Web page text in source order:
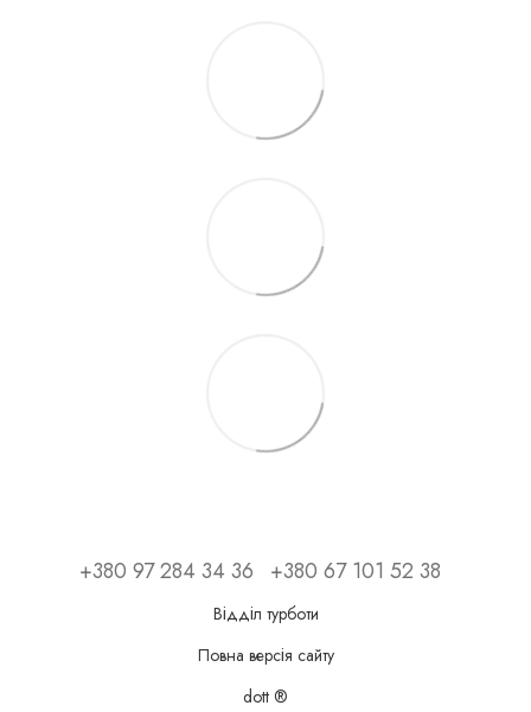
+380 97 284 34 36 +380 67 101 52 38
Відділ турботи
Повна версія сайту
dott ®